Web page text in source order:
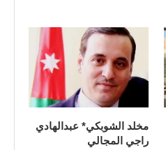
مخلد الشوبكي* عبدالهادي
راجي المجالي